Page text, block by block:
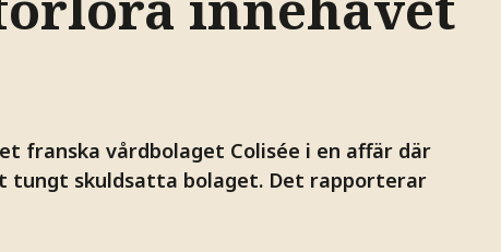
franska vårdbolaget Colisée i en affär där
tungt skuldsatta bolaget. Det rapporterar